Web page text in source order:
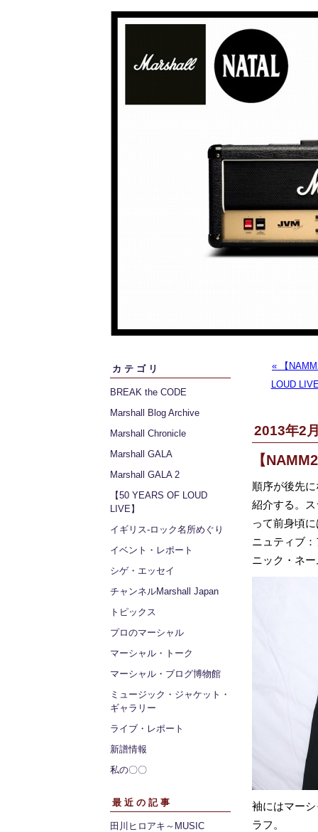
カテゴリ
BREAK the CODE
Marshall Blog Archive
Marshall Chronicle
Marshall GALA
Marshall GALA 2
【50 YEARS OF LOUD
LIVE】
イギリス‐ロック名所めぐり
イベント・レポート
シゲ・エッセイ
チャンネルMarshall Japan
トピックス
プロのマーシャル
マーシャル・トーク
マーシャル・ブログ博物館
ミュージック・ジャケット・
ギャラリー
ライブ・レポート
新譜情報
私の〇〇
最近の記事
田川ヒロアキ～MUSIC
« 【
LOUD
2013年2
【
順序が後先
紹介する。
って前身頃
ニュティブ
ニック・ネ
袖にはマー
ラフ。